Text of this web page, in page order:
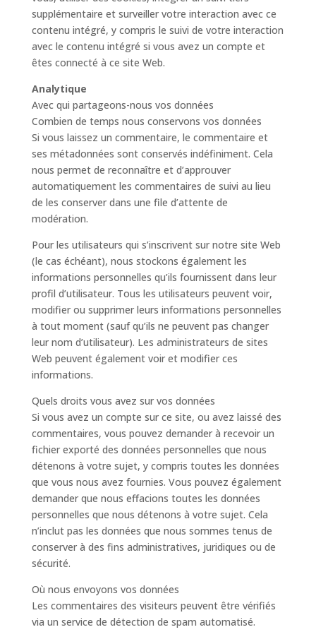
supplémentaire et surveiller votre interaction avec ce
contenu intégré, y compris le suivi de votre interaction
avec le contenu intégré si vous avez un compte et
êtes connecté à ce site Web.
Analytique
Avec qui partageons-nous vos données
Combien de temps nous conservons vos données
Si vous laissez un commentaire, le commentaire et
ses métadonnées sont conservés indéfiniment. Cela
nous permet de reconnaître et d’approuver
automatiquement les commentaires de suivi au lieu
de les conserver dans une file d’attente de
modération.
Pour les utilisateurs qui s’inscrivent sur notre site Web
(le cas échéant), nous stockons également les
informations personnelles qu’ils fournissent dans leur
profil d’utilisateur. Tous les utilisateurs peuvent voir,
modifier ou supprimer leurs informations personnelles
à tout moment (sauf qu’ils ne peuvent pas changer
leur nom d’utilisateur). Les administrateurs de sites
Web peuvent également voir et modifier ces
informations.
Quels droits vous avez sur vos données
Si vous avez un compte sur ce site, ou avez laissé des
commentaires, vous pouvez demander à recevoir un
fichier exporté des données personnelles que nous
détenons à votre sujet, y compris toutes les données
que vous nous avez fournies. Vous pouvez également
demander que nous effacions toutes les données
personnelles que nous détenons à votre sujet. Cela
n’inclut pas les données que nous sommes tenus de
conserver à des fins administratives, juridiques ou de
sécurité.
Où nous envoyons vos données
Les commentaires des visiteurs peuvent être vérifiés
via un service de détection de spam automatisé.